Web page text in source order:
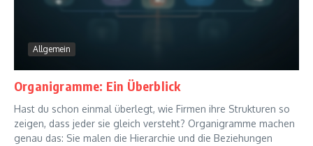
Allgemein
Organigramme: Ein Überblick
Hast du schon einmal überlegt, wie Firmen ihre Strukturen so
zeigen, dass jeder sie gleich versteht? Organigramme machen
genau das: Sie malen die Hierarchie und die Beziehungen